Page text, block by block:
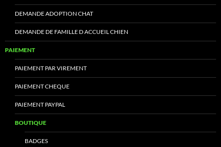
DEMANDE ADOPTION CHAT
DEMANDE DE FAMILLE D ACCUEIL CHIEN
PAIEMENT
PAIEMENT PAR VIREMENT
PAIEMENT CHEQUE
PAIEMENT PAYPAL
BOUTIQUE
BADGES